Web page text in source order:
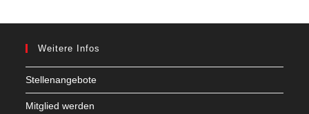
Weitere Infos
Stellenangebote
Mitglied werden